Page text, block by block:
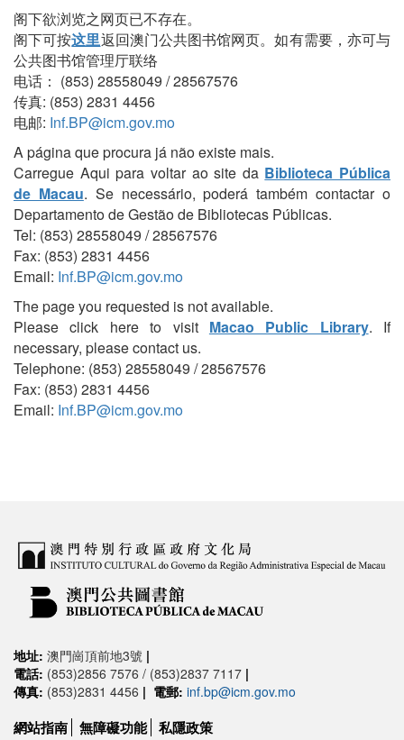
阁下欲浏览之网页已不存在。
阁下可按这里返回澳门公共图书馆网页。如有需要，亦可与
公共图书馆管理厅联络
电话： (853) 28558049 / 28567576
传真: (853) 2831 4456
电邮: Inf.BP@icm.gov.mo
A página que procura já não existe mais.
Carregue Aqui para voltar ao site da Biblioteca Pública
de Macau. Se necessário, poderá também contactar o
Departamento de Gestão de Bibliotecas Públicas.
Tel: (853) 28558049 / 28567576
Fax: (853) 2831 4456
Email: Inf.BP@icm.gov.mo
The page you requested is not available.
Please click here to visit Macao Public Library. If
necessary, please contact us.
Telephone: (853) 28558049 / 28567576
Fax: (853) 2831 4456
Email: Inf.BP@icm.gov.mo
地址: 澳門崗頂前地3號 |
電話: (853)2856 7576 / (853)2837 7117 |
傳真: (853)2831 4456 | 電郵: inf.bp@icm.gov.mo
網站指南 無障礙功能 私隱政策